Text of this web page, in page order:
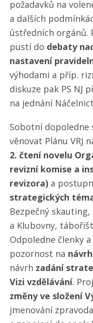
požadavků na
a dalších
ústředních orgánů.
pustí do debaty
nastavení
výhodami a příp.
diskuze pak PS NJ
na jednání
Sobotní dopoledne
věnovat Plánu VRJ
2. čtení novelu
revizní komise a
revizora) a
strategických
Bezpečný
a Klubovny,
Odpoledne členky
pozornost na
návrh zadání
Vizi vzdělávání.
změny ve složení
jmenování